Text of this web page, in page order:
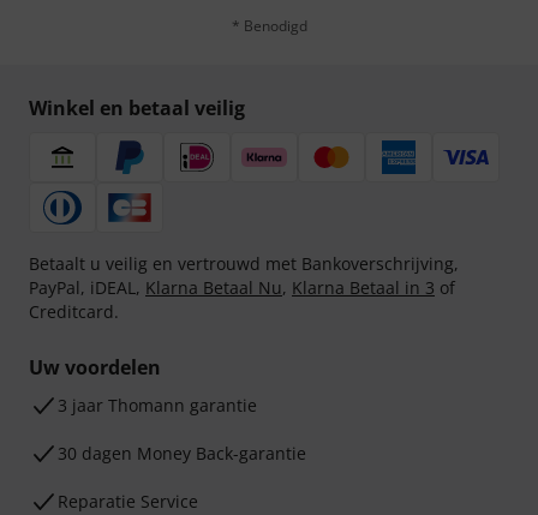
* Benodigd
Winkel en betaal veilig
Betaalt u veilig en vertrouwd met Bankoverschrijving,
PayPal, iDEAL, Klarna Betaal Nu, Klarna Betaal in 3 of
Creditcard.
Uw voordelen
3 jaar Thomann garantie
30 dagen Money Back-garantie
Reparatie Service